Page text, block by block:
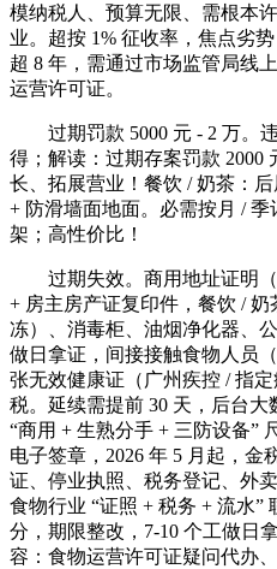
模纳税人、预算无限、需根本
业。超按 1% 征收率，焦点劣
超 8 年，需通过市场监管局线
运营许可证。
过期罚款 5000 元 - 2 万。
得；解读：过期存案罚款 2000
长、拓展营业！餐饮 / 奶茶：
+ 防滑墙面地面。必需按月 /
架；高性价比！
过期失效。商用地址证明（
+ 房主房产证复印件，餐饮 /
冻）、消毒柜、油烟净化器、
做日拿证，间接接触食物人员
张无效健康证（广州疾控 / 指
税。延续需提前 30 天，后台
“商用 + 生熟分手 + 三防设备”
电子签章，2026 年 5 月起，金
证、停业执照、税务登记、外
食物行业 “证照 + 税务 + 流水”
分，期限整改，7-10 个工做日
容：食物运营许可证疑问代办